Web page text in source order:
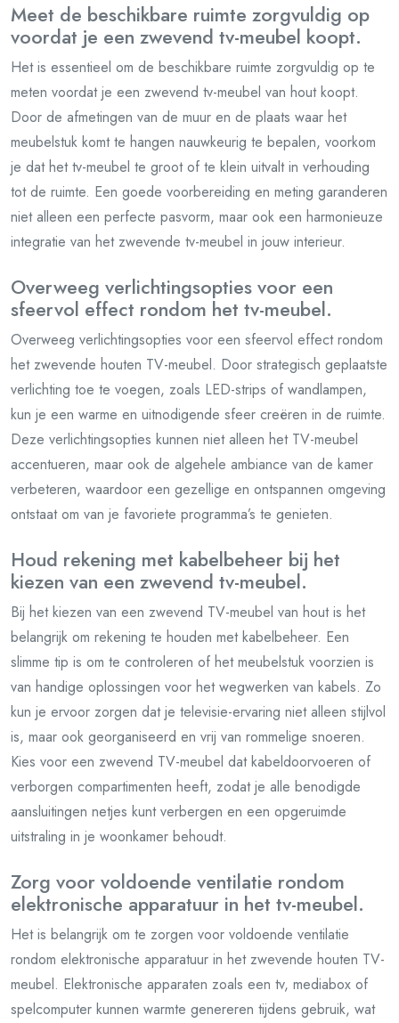
Meet de beschikbare ruimte zorgvuldig op
voordat je een zwevend tv-meubel koopt.
Het is essentieel om de beschikbare ruimte zorgvuldig op te
meten voordat je een zwevend tv-meubel van hout koopt.
Door de afmetingen van de muur en de plaats waar het
meubelstuk komt te hangen nauwkeurig te bepalen, voorkom
je dat het tv-meubel te groot of te klein uitvalt in verhouding
tot de ruimte. Een goede voorbereiding en meting garanderen
niet alleen een perfecte pasvorm, maar ook een harmonieuze
integratie van het zwevende tv-meubel in jouw interieur.
Overweeg verlichtingsopties voor een
sfeervol effect rondom het tv-meubel.
Overweeg verlichtingsopties voor een sfeervol effect rondom
het zwevende houten TV-meubel. Door strategisch geplaatste
verlichting toe te voegen, zoals LED-strips of wandlampen,
kun je een warme en uitnodigende sfeer creëren in de ruimte.
Deze verlichtingsopties kunnen niet alleen het TV-meubel
accentueren, maar ook de algehele ambiance van de kamer
verbeteren, waardoor een gezellige en ontspannen omgeving
ontstaat om van je favoriete programma’s te genieten.
Houd rekening met kabelbeheer bij het
kiezen van een zwevend tv-meubel.
Bij het kiezen van een zwevend TV-meubel van hout is het
belangrijk om rekening te houden met kabelbeheer. Een
slimme tip is om te controleren of het meubelstuk voorzien is
van handige oplossingen voor het wegwerken van kabels. Zo
kun je ervoor zorgen dat je televisie-ervaring niet alleen stijlvol
is, maar ook georganiseerd en vrij van rommelige snoeren.
Kies voor een zwevend TV-meubel dat kabeldoorvoeren of
verborgen compartimenten heeft, zodat je alle benodigde
aansluitingen netjes kunt verbergen en een opgeruimde
uitstraling in je woonkamer behoudt.
Zorg voor voldoende ventilatie rondom
elektronische apparatuur in het tv-meubel.
Het is belangrijk om te zorgen voor voldoende ventilatie
rondom elektronische apparatuur in het zwevende houten TV-
meubel. Elektronische apparaten zoals een tv, mediabox of
spelcomputer kunnen warmte genereren tijdens gebruik, wat